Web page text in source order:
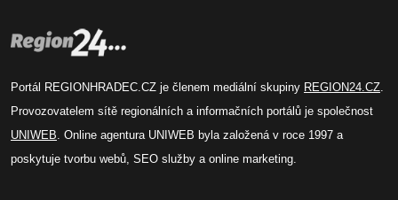
Portál REGIONHRADEC.CZ je členem mediální skupiny REGION24.CZ
Provozovatelem sítě regionálních a informačních portálů je společnost
UNIWEB . Online agentura UNIWEB byla založená v roce 1997 a
poskytuje tvorbu webů, SEO služby a online marketing.